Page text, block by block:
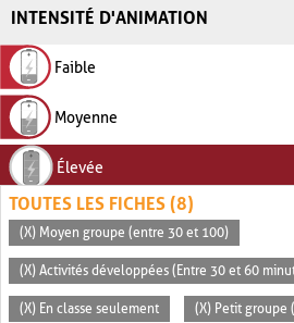
INTENSITÉ D'ANIMATION
Faible
Moyenne
Élevée
TOUTES LES FICHES (8)
(X) Moyen groupe (entre 30 et 100)
(X) Activités développées (Entre 30 et 60
(X) En classe seulement (X) Petit groupe